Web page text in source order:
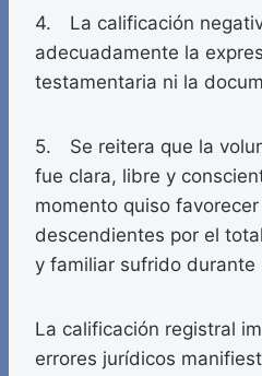
4. La calificación
adecuadamente la
testamentaria ni la
5. Se reitera que la
fue clara, libre y
momento quiso
descendientes por el
y familiar sufrido
La calificación registral
errores jurídicos